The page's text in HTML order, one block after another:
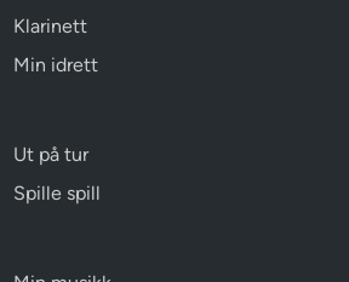
Klarinett
Min idrett
Ut på tur
Spille spill